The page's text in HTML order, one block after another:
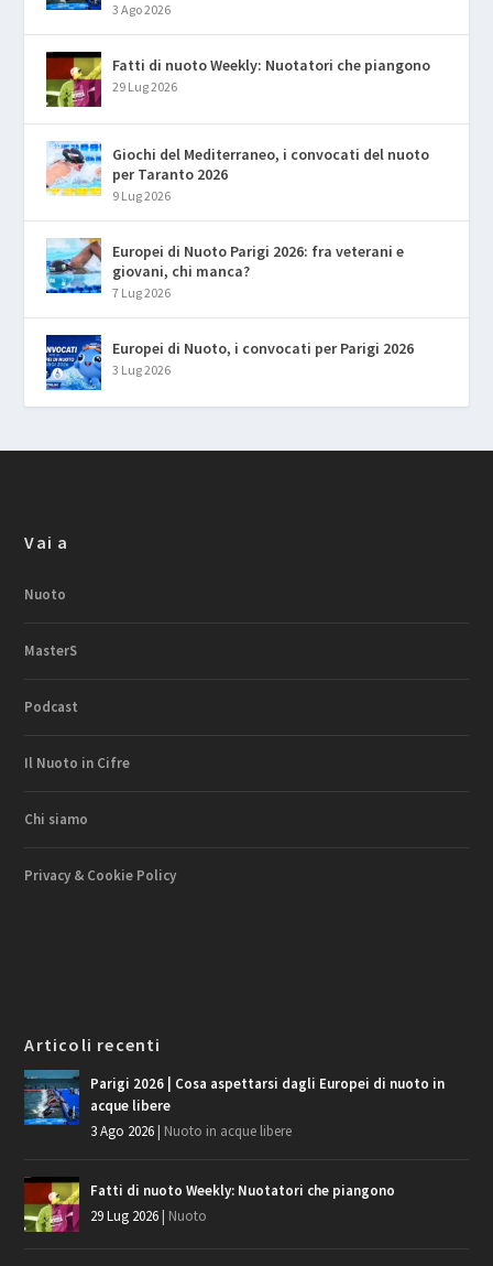
3 Ago 2026
Fatti di nuoto Weekly: Nuotatori che piangono
29 Lug 2026
Giochi del Mediterraneo, i convocati del nuoto
per Taranto 2026
9 Lug 2026
Europei di Nuoto Parigi 2026: fra veterani e
giovani, chi manca?
7 Lug 2026
Europei di Nuoto, i convocati per Parigi 2026
3 Lug 2026
Vai a
Nuoto
MasterS
Podcast
Il Nuoto in Cifre
Chi siamo
Privacy & Cookie Policy
Articoli recenti
Parigi 2026 | Cosa aspettarsi dagli Europei di nuoto in
acque libere
3 Ago 2026 Nuoto in acque libere
Fatti di nuoto Weekly: Nuotatori che piangono
29 Lug 2026 Nuoto